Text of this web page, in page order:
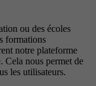
ou des écoles
formations
notre plateforme
Cela nous permet de
les utilisateurs.